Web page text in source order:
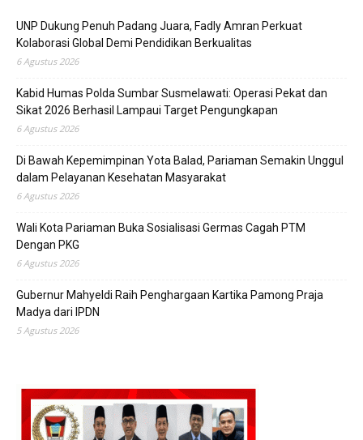
UNP Dukung Penuh Padang Juara, Fadly Amran Perkuat
Kolaborasi Global Demi Pendidikan Berkualitas
6 Agustus 2026
Kabid Humas Polda Sumbar Susmelawati: Operasi Pekat dan
Sikat 2026 Berhasil Lampaui Target Pengungkapan
6 Agustus 2026
Di Bawah Kepemimpinan Yota Balad, Pariaman Semakin Unggul
dalam Pelayanan Kesehatan Masyarakat
6 Agustus 2026
Wali Kota Pariaman Buka Sosialisasi Germas Cagah PTM
Dengan PKG
6 Agustus 2026
Gubernur Mahyeldi Raih Penghargaan Kartika Pamong Praja
Madya dari IPDN
5 Agustus 2026